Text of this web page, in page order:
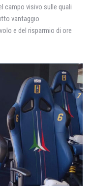
campo visivo sulle quali
vantaggio
e del risparmio di ore